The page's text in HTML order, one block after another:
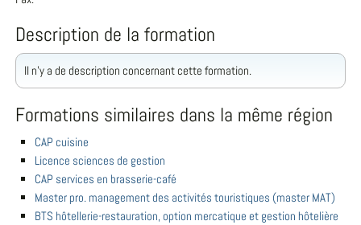
Description de la formation
Il n'y a de description concernant cette formation.
Formations similaires dans la même région
CAP cuisine
Licence sciences de gestion
CAP services en brasserie-café
Master pro. management des activités touristiques (master MAT)
BTS hôtellerie-restauration, option mercatique et gestion hôtelière